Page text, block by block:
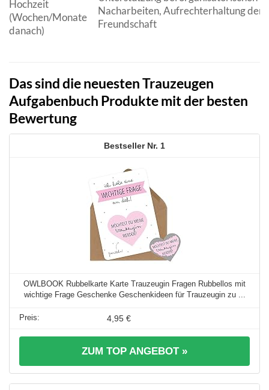
Hochzeit
(Wochen/Monate
danach)
Nacharbeiten, Aufrechterhaltung der
Freundschaft
Das sind die neuesten Trauzeugen
Aufgabenbuch Produkte mit der besten
Bewertung
1
OWLBOOK Rubbelkarte Karte Trauzeugin Fragen Rubbellos mit
wichtige Frage Geschenke Geschenkideen für Trauzeugin zu ...
4,95 €
ZUM TOP ANGEBOT »